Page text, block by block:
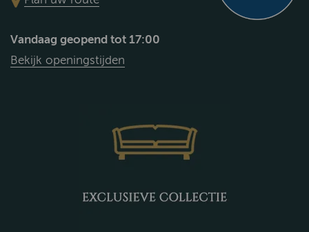
Vandaag geopend tot 17:00
Bekijk openingstijden